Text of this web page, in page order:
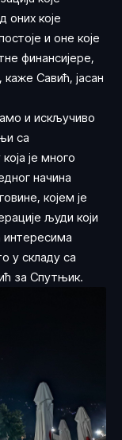
оних које
и оне које
финансијере,
Савић, јасан
и искључиво
са
је много
начина
којем је
људи који
интересима
у складу са
за Спутњик.